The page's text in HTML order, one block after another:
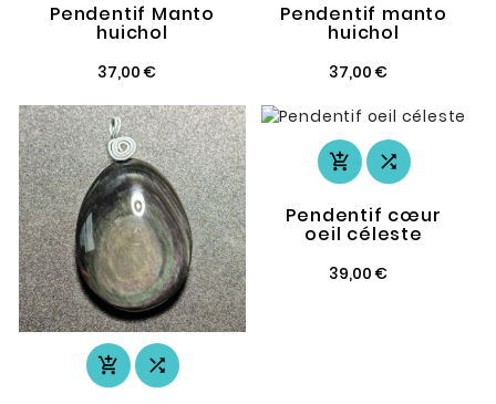
Pendentif Manto
huichol
37,00 €
Pendentif manto
huichol
37,00 €
 
 
Pendentif cœur
oeil céleste
39,00 €